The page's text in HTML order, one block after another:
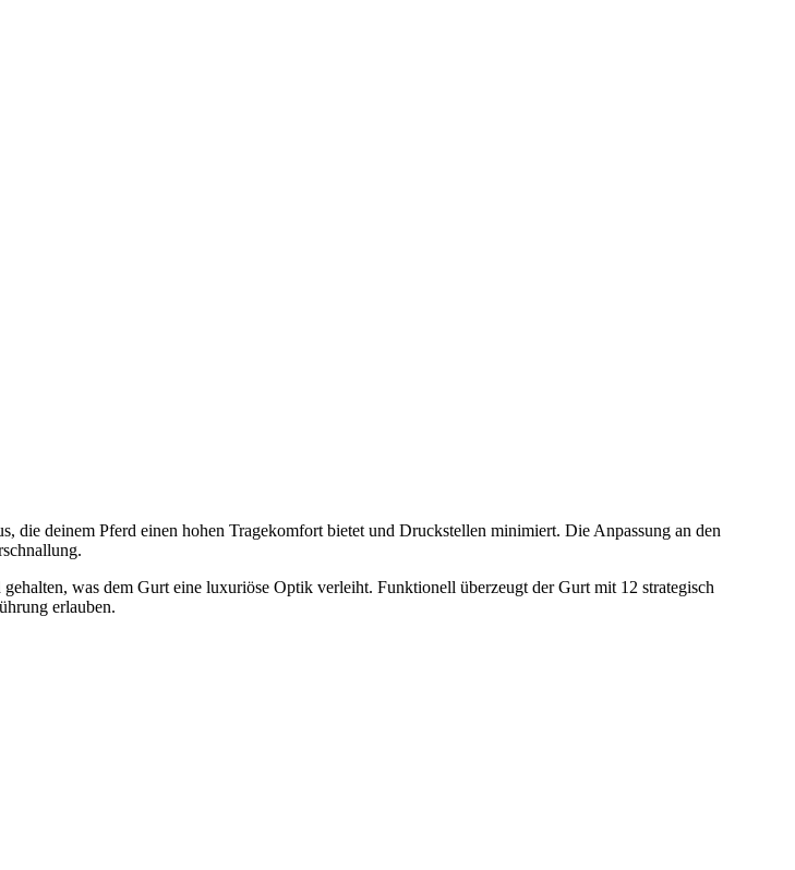
die deinem Pferd einen hohen Tragekomfort bietet und Druckstellen minimiert. Die Anpassung an den
was dem Gurt eine luxuriöse Optik verleiht. Funktionell überzeugt der Gurt mit 12 strategisch
erlauben.